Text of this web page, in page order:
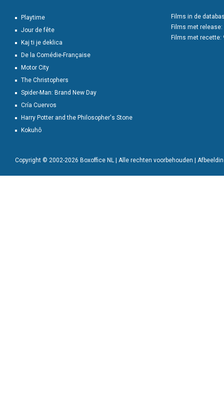
Playtime
Jour de fête
Kaj ti je deklica
De la Comédie-Française
Motor City
The Christophers
Spider-Man: Brand New Day
Cría Cuervos
Harry Potter and the Philosopher's Stone
Kokuhô
Films in de
Films met release:
Films met recette:
Copyright © 2002-2026 Boxoffice NL | Alle rechten voorbehouden |